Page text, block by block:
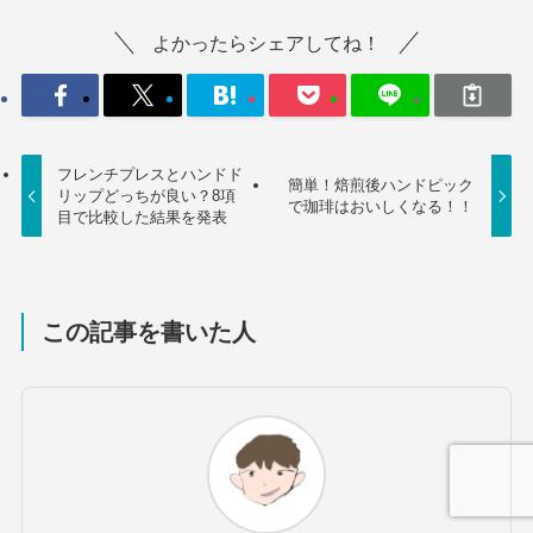
よかったらシェアしてね！
フレンチプレスとハンドド
リップどっちが良い？8項
目で比較した結果を発表
簡単！焙煎後ハンドピック
で珈琲はおいしくなる！！
この記事を書いた人